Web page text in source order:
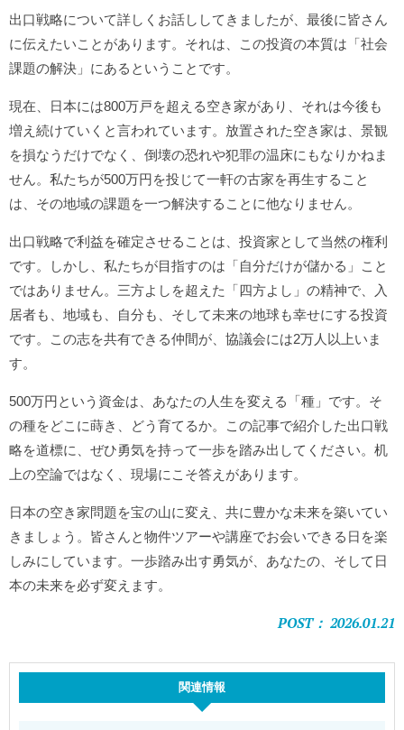
出口戦略について詳しくお話ししてきましたが、最後に皆さん
に伝えたいことがあります。それは、この投資の本質は「社会
課題の解決」にあるということです。
現在、日本には800万戸を超える空き家があり、それは今後も
増え続けていくと言われています。放置された空き家は、景観
を損なうだけでなく、倒壊の恐れや犯罪の温床にもなりかねま
せん。私たちが500万円を投じて一軒の古家を再生すること
は、その地域の課題を一つ解決することに他なりません。
出口戦略で利益を確定させることは、投資家として当然の権利
です。しかし、私たちが目指すのは「自分だけが儲かる」こと
ではありません。三方よしを超えた「四方よし」の精神で、入
居者も、地域も、自分も、そして未来の地球も幸せにする投資
です。この志を共有できる仲間が、協議会には2万人以上いま
す。
500万円という資金は、あなたの人生を変える「種」です。そ
の種をどこに蒔き、どう育てるか。この記事で紹介した出口戦
略を道標に、ぜひ勇気を持って一歩を踏み出してください。机
上の空論ではなく、現場にこそ答えがあります。
日本の空き家問題を宝の山に変え、共に豊かな未来を築いてい
きましょう。皆さんと物件ツアーや講座でお会いできる日を楽
しみにしています。一歩踏み出す勇気が、あなたの、そして日
本の未来を必ず変えます。
POST： 2026.01.21
関連情報